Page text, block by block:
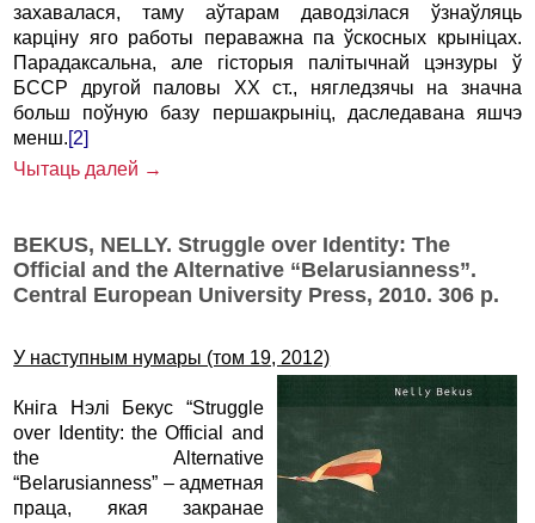
захавалася, таму аўтарам даводзілася ўзнаўляць
карціну яго работы пераважна па ўскосных крыніцах.
Парадаксальна, але гісторыя палітычнай цэнзуры ў
БССР другой паловы ХХ ст., нягледзячы на значна
больш поўную базу першакрыніц, даследавана яшчэ
менш.[2]
Чытаць далей →
BEKUS, NELLY. Struggle over Identity: The
Official and the Alternative “Belarusianness”.
Central European University Press, 2010. 306 p.
У наступным нумары (том 19, 2012)
Кніга Нэлі Бекус “Struggle
over Identity: the Official and
the Alternative
“Belarusianness” – адметная
праца, якая закранае